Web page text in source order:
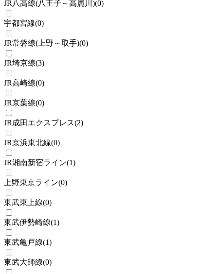
JR八高線(八王子～高麗川)(0)
宇都宮線(0)
JR常磐線(上野～取手)(0)
JR埼京線(3)
JR高崎線(0)
JR京葉線(0)
JR成田エクスプレス(2)
JR京浜東北線(0)
JR湘南新宿ライン(1)
上野東京ライン(0)
東武東上線(0)
東武伊勢崎線(1)
東武亀戸線(1)
東武大師線(0)